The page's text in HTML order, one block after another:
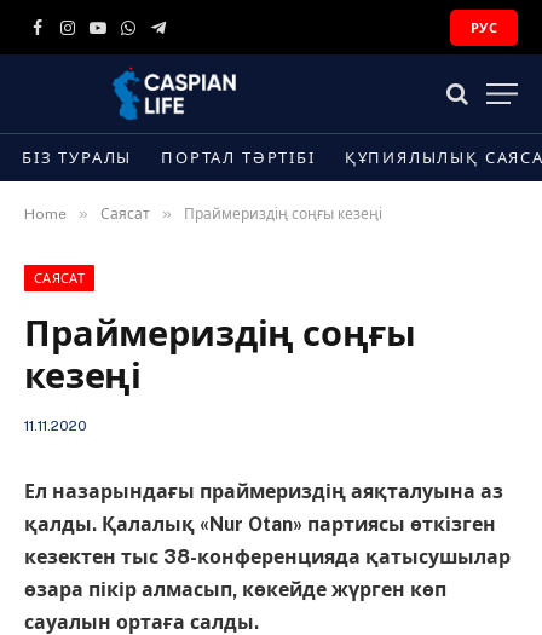
Facebook
Instagram
YouTube
WhatsApp
Telegram
РУС
БІЗ ТУРАЛЫ ПОРТАЛ ТӘРТІБІ ҚҰПИЯЛЫЛЫҚ
Home » Саясат » Праймериздің соңғы кезеңі
САЯСАТ
Праймериздің соңғы
кезеңі
11.11.2020
Ел назарындағы праймериздің аяқталуына аз
қалды. Қалалық «Nur Otan» партиясы өткізген
кезектен тыс 38-конференцияда қатысушылар
өзара пікір алмасып, көкейде жүрген көп
сауалын ортаға салды.